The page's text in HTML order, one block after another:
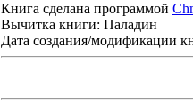
Книга сделана программой
Вычитка книги: Паладин
Дата создания/модификации